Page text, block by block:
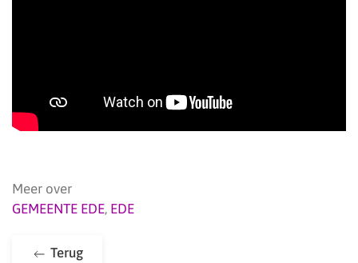
Meer over
GEMEENTE EDE, EDE
Terug